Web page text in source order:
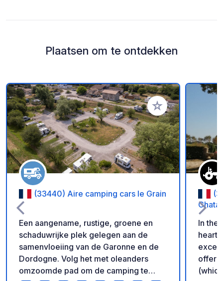
Plaatsen om te ontdekken
Voeg toe aan je
(33440) Aire camping cars le Grain
Een aangename, rustige, groene en
schaduwrijke plek gelegen aan de
samenvloeiing van de Garonne en de
Dordogne. Volg het met oleanders
omzoomde pad om de camping te
In the
heart
offer